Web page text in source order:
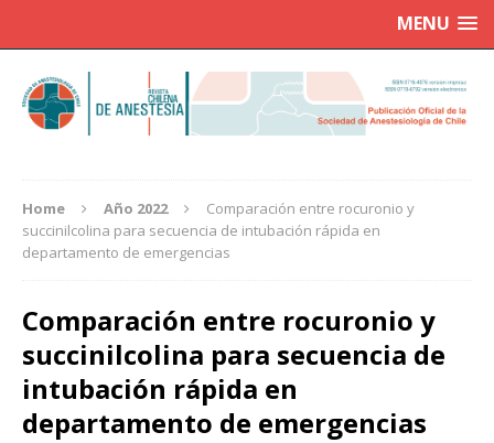
MENU
Home Año 2022
Comparación entre rocuronio y
succinilcolina para secuencia de intubación rápida en
departamento de emergencias
Comparación entre rocuronio y
succinilcolina para secuencia de
intubación rápida en
departamento de emergencias